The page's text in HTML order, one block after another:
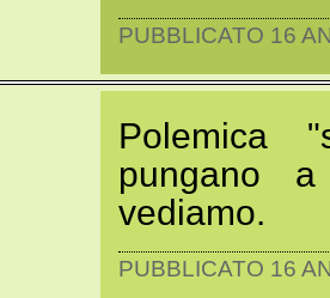
PUBBLICATO 16
Polemica
pungano
vediamo.
PUBBLICATO 16